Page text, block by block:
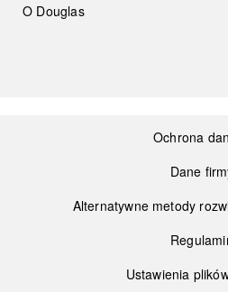
O Douglas
Ochrona
Dane
Alternatywne metody
Ustawienia